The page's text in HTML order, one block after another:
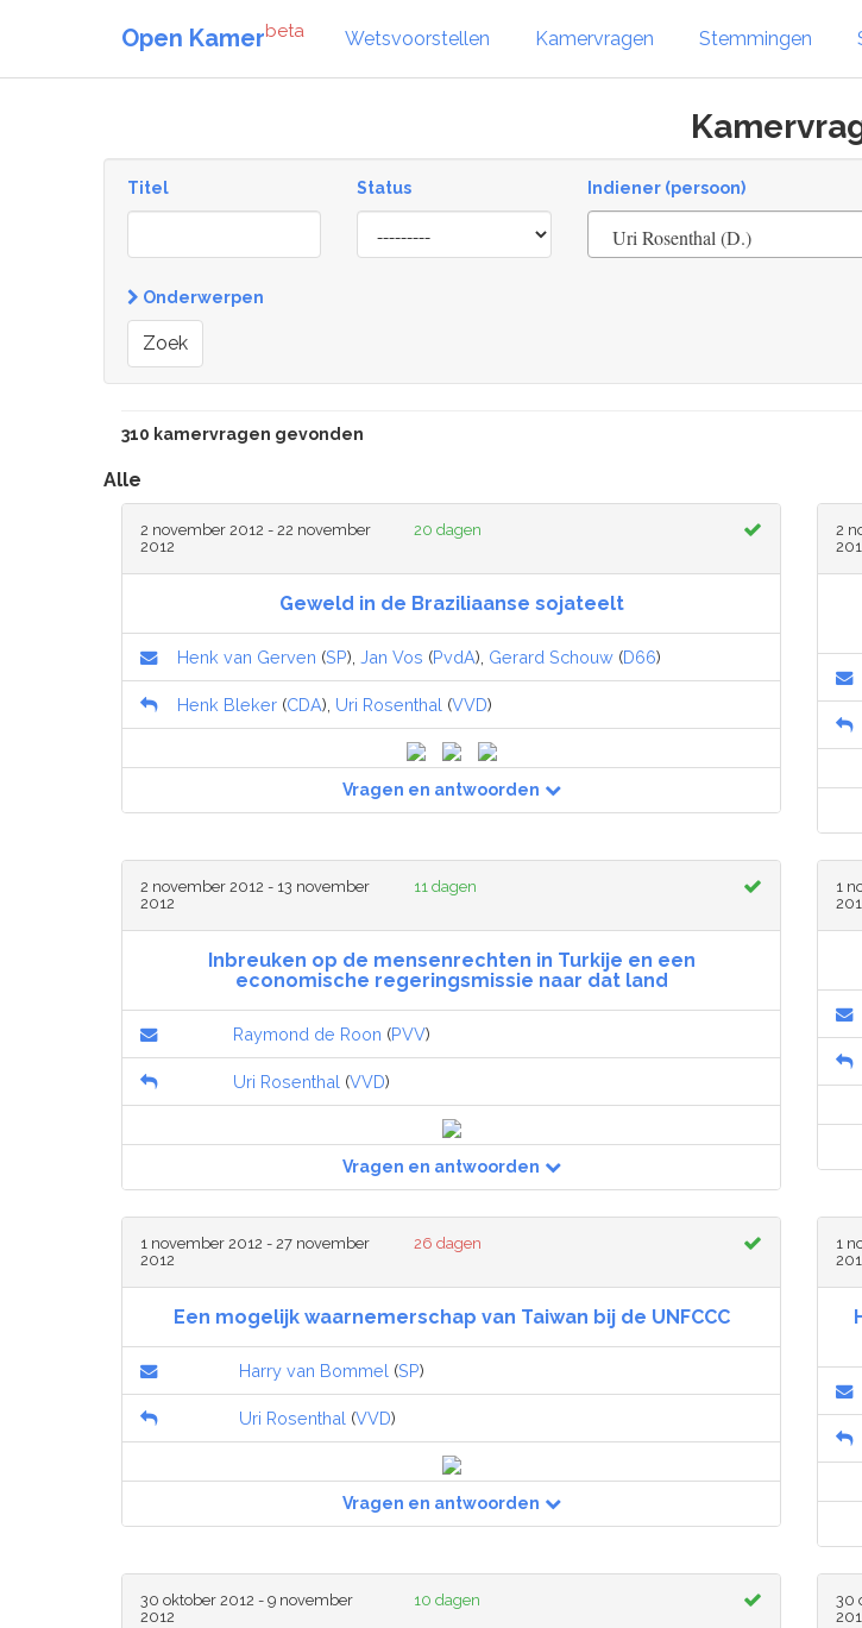
Open Kamerbeta Wetsvoorstellen Kamervragen Stemmingen
Titel Status
[invalid
name]
Indiener (persoon)
Uri Rosenthal (D.)
Onderwerpen
Zoek
310 kamervragen gevonden
Alle
2 november 2012 - 22 november
2012
20 dagen
Geweld in de Braziliaanse sojateelt
Henk van Gerven (SP), Jan Vos (PvdA), Gerard Schouw (D66)
Henk Bleker (CDA), Uri Rosenthal (VVD)
Vragen en antwoorden
2
2 november 2012 - 13 november
2012
11 dagen
Inbreuken op de mensenrechten in Turkije en een
economische regeringsmissie naar dat land
Raymond de Roon (PVV)
Uri Rosenthal (VVD)
Vragen en antwoorden
1
1 november 2012 - 27 november
2012
26 dagen
Een mogelijk waarnemerschap van Taiwan bij de UNFCCC
Harry van Bommel (SP)
Uri Rosenthal (VVD)
Vragen en antwoorden
1
30 oktober 2012 - 9 november
2012
10 dagen
30